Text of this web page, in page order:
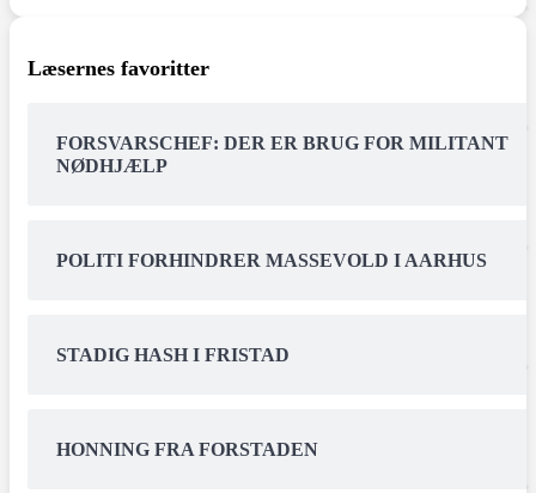
Læsernes favoritter
FORSVARSCHEF: DER ER BRUG FOR MILITANT
NØDHJÆLP
POLITI FORHINDRER MASSEVOLD I AARHUS
STADIG HASH I FRISTAD
HONNING FRA FORSTADEN